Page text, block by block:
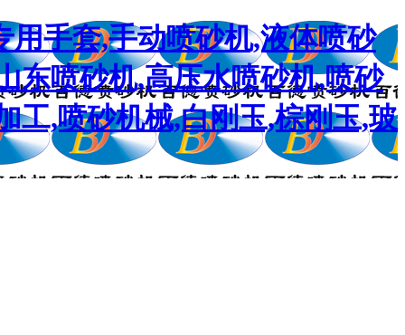
手套,手动喷砂机,液体喷砂
东喷砂机,高压水喷砂机,喷砂
工,喷砂机械,白刚玉,棕刚玉,玻